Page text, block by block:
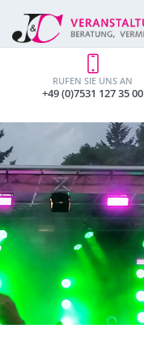
RUFEN SIE UNS AN
+49 (0)7531 127 35 00